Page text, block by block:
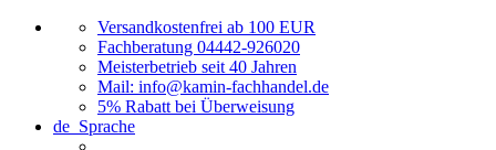
Versandkostenfrei ab 100 EUR
Fachberatung 04442-926020
Meisterbetrieb seit 40 Jahren
Mail: info@kamin-fachhandel.de
5% Rabatt bei Überweisung
de Sprache